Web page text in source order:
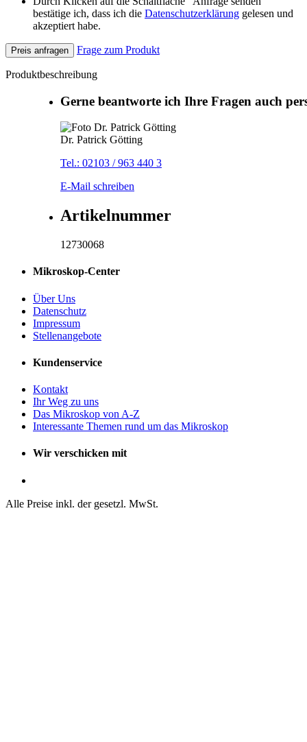
bestätige ich, dass ich die Datenschutzerklärung gelesen und
akzeptiert habe.
Preis anfragen Frage zum Produkt
Produktbeschreibung
Gerne beantworte ich Ihre Fragen auch
Dr. Patrick Götting
Tel.: 02103 / 963 440 3
E-Mail schreiben
Artikelnummer
12730068
Mikroskop-Center
Über Uns
Datenschutz
Impressum
Stellenangebote
Kundenservice
Kontakt
Ihr Weg zu uns
Das Mikroskop von A-Z
Interessante Themen rund um das Mikroskop
Wir verschicken mit
Alle Preise inkl. der gesetzl. MwSt.